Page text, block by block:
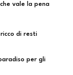
vale la pena
ricco di resti
per gli